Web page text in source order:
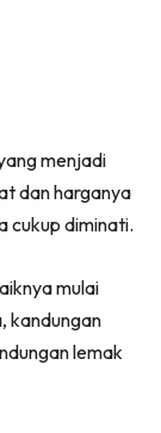
menjadi
dan harganya
cukup diminati.
mulai
kandungan
lemak